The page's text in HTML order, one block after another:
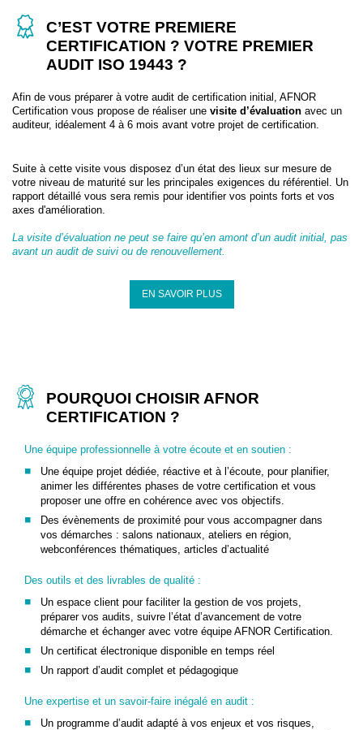
C’EST VOTRE PREMIERE
CERTIFICATION ? VOTRE PREMIER
AUDIT ISO 19443 ?
Afin de vous préparer à votre audit de certification initial, AFNOR
Certification vous propose de réaliser une visite d’évaluation avec un
auditeur, idéalement 4 à 6 mois avant votre projet de certification.
Suite à cette visite vous disposez d’un état des lieux sur mesure de
votre niveau de maturité sur les principales exigences du référentiel. Un
rapport détaillé vous sera remis pour identifier vos points forts et vos
axes d'amélioration.
La visite d’évaluation ne peut se faire qu’en amont d’un audit initial, pas
avant un audit de suivi ou de renouvellement.
EN SAVOIR PLUS
POURQUOI CHOISIR AFNOR
CERTIFICATION ?
Une équipe professionnelle à votre écoute et en soutien :
Une équipe projet dédiée, réactive et à l’écoute, pour planifier,
animer les différentes phases de votre certification et vous
proposer une offre en cohérence avec vos objectifs.
Des évènements de proximité pour vous accompagner dans
vos démarches : salons nationaux, ateliers en région,
webconférences thématiques, articles d’actualité
Des outils et des livrables de qualité :
Un espace client pour faciliter la gestion de vos projets,
préparer vos audits, suivre l’état d’avancement de votre
démarche et échanger avec votre équipe AFNOR Certification.
Un certificat électronique disponible en temps réel
Un rapport d’audit complet et pédagogique
Une expertise et un savoir-faire inégalé en audit :
Un programme d’audit adapté à vos enjeux et vos risques,